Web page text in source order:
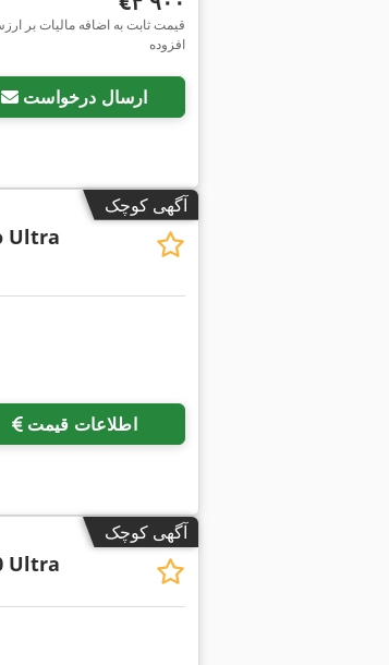
قیمت ثابت به اضافه مالیات بر
افزوده
ارسال درخواست
آگهی کوچک
Ultra
اطلاعات قیمت
آگهی کوچک
Ultra